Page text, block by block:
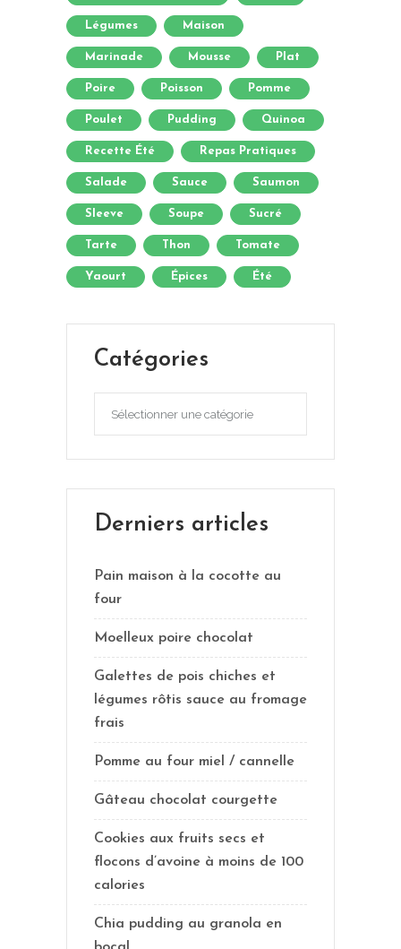
Légumes Maison
Marinade Mousse Plat
Poire Poisson Pomme
Poulet Pudding Quinoa
Recette Été Repas Pratiques
Salade Sauce Saumon
Sleeve Soupe Sucré
Tarte Thon Tomate
Yaourt Épices Été
Catégories
Derniers articles
Pain maison à la cocotte au
four
Moelleux poire chocolat
Galettes de pois chiches et
légumes rôtis sauce au fromage
frais
Pomme au four miel / cannelle
Gâteau chocolat courgette
Cookies aux fruits secs et
flocons d’avoine à moins de 100
calories
Chia pudding au granola en